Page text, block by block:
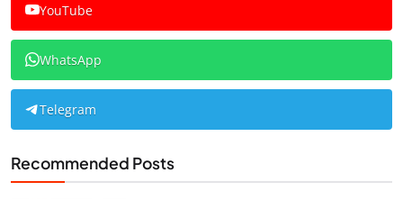
YouTube
WhatsApp
Telegram
Recommended Posts